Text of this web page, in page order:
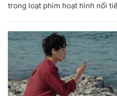
trong loạt phim hoạt hình nổi